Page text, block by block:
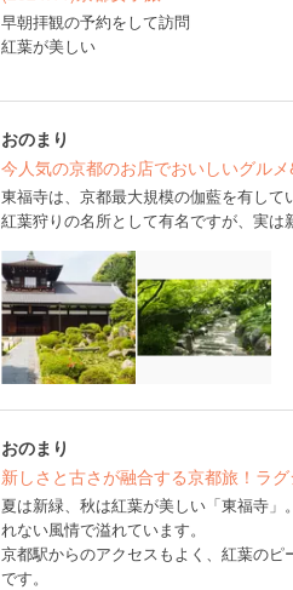
早朝拝観の予約をして訪問
紅葉が美しい
おのまり
今人気の京都のお店でおいしいグル
東福寺は、京都最大規模の伽藍を有して
紅葉狩りの名所として有名ですが、実は
おのまり
新しさと古さが融合する京都旅！ラ
夏は新緑、秋は紅葉が美しい「東福寺
れない風情で溢れています。
京都駅からのアクセスもよく、紅葉の
です。